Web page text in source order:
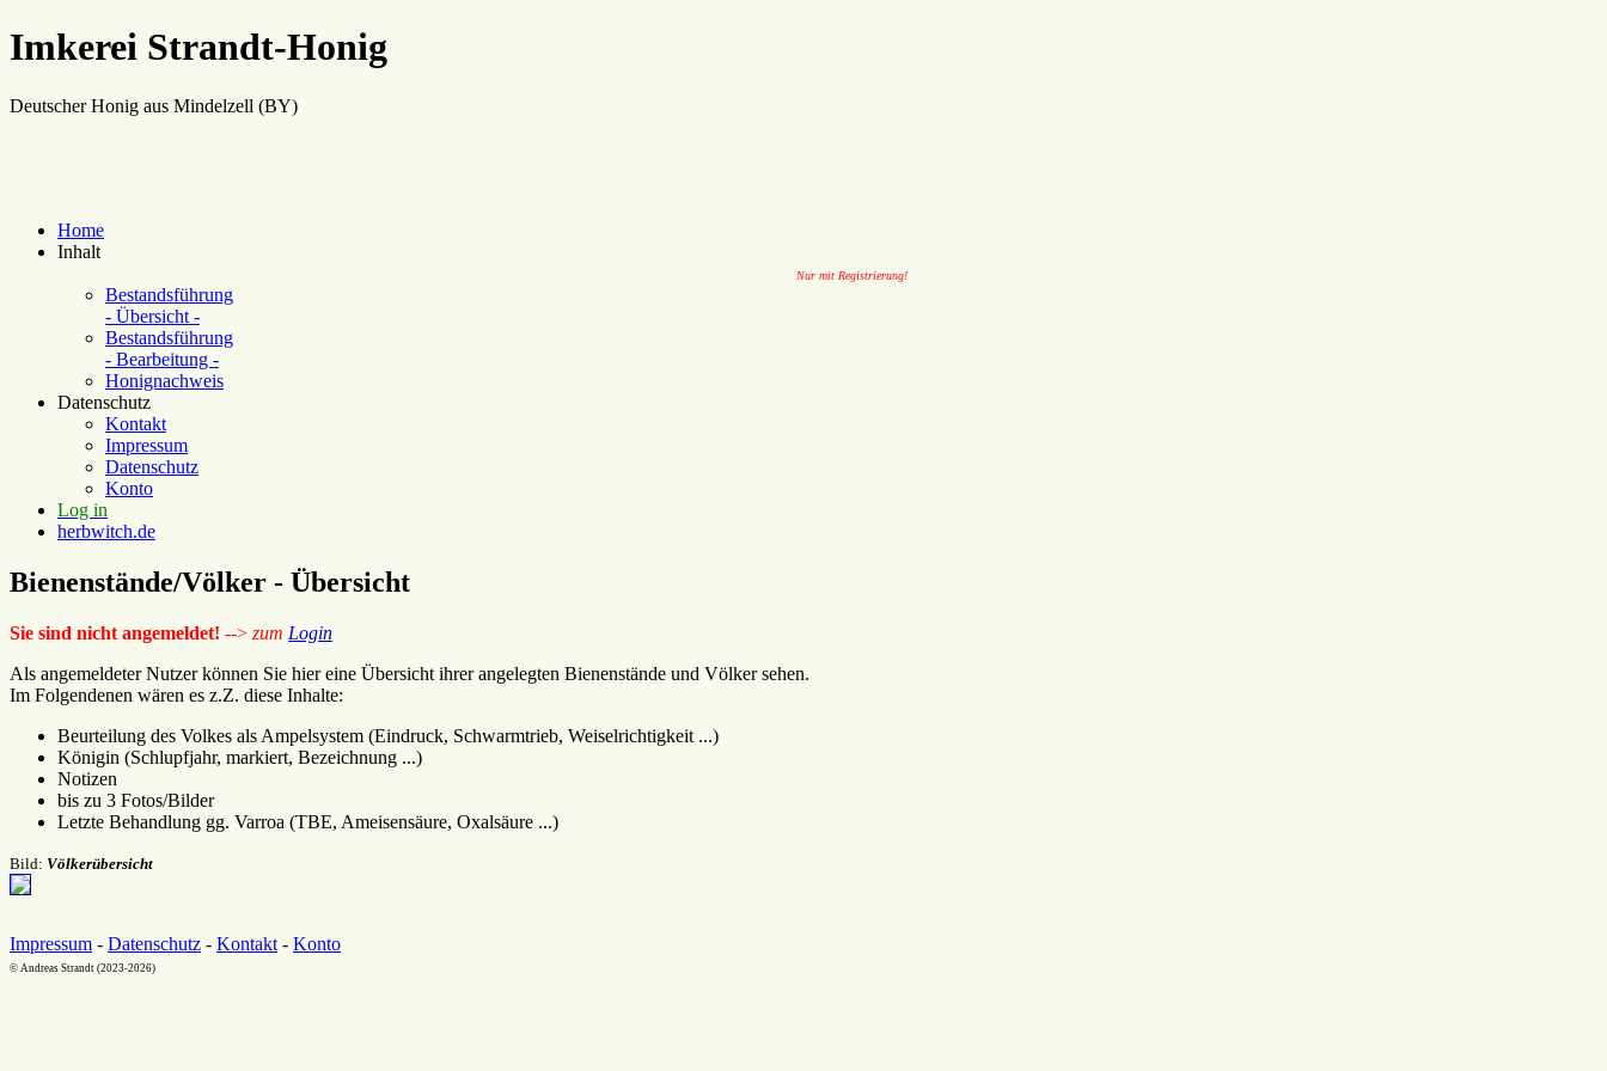
Imkerei Strandt-Honig
Deutscher Honig aus Mindelzell (BY)
Home
Inhalt
Nur mit Registrierung!
Bestandsführung
- Übersicht -
Bestandsführung
- Bearbeitung -
Honignachweis
Datenschutz
Kontakt
Impressum
Datenschutz
Konto
Log in
herbwitch.de
Bienenstände/Völker - Übersicht
Sie sind nicht angemeldet! --> zum Login
Als angemeldeter Nutzer können Sie hier eine Übersicht ihrer angelegten Bienenstände und Völker sehen.
Im Folgendenen wären es z.Z. diese Inhalte:
Beurteilung des Volkes als Ampelsystem (Eindruck, Schwarmtrieb, Weiselrichtigkeit ...)
Königin (Schlupfjahr, markiert, Bezeichnung ...)
Notizen
bis zu 3 Fotos/Bilder
Letzte Behandlung gg. Varroa (TBE, Ameisensäure, Oxalsäure ...)
Bild: Völkerübersicht
Impressum - Datenschutz - Kontakt - Konto
© Andreas Strandt (2023-2026)